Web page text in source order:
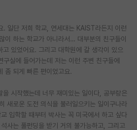
. 일단 저희 학교, 연세대는 KAIST라든지 이런
이 하는 학교가 아니라서… 대부분의 친구들이
있었어요. 그리고 대학원에 갈 생각이 있으
실에 들어가는데 저는 이런 주변 친구들에
좀 되게 빠른 편이었고요.
을 시작했는데 너무 재미있는 일이다, 공부랑은
새로운 도전 의식을 불러일으키는 일이구나라
입학할 때부터 박사는 꼭 미국에서 하고 싶다
사는 풀펀딩을 받기 거의 불가능하고, 그리고